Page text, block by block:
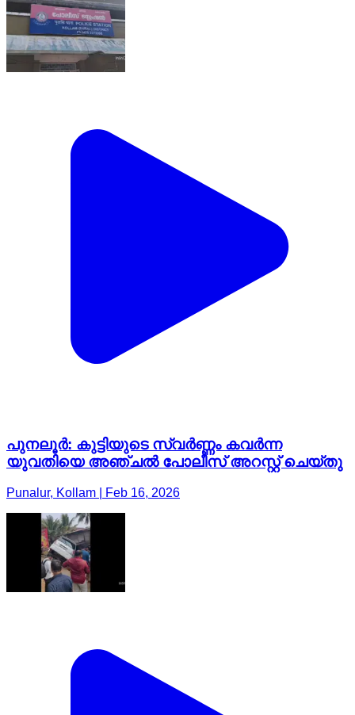
പുനലൂർ: കുട്ടിയുടെ സ്വർണ്ണം കവർന്ന
യുവതിയെ അഞ്ചൽ പോലീസ് അറസ്റ്റ് ചെയ്തു
Punalur, Kollam | Feb 16, 2026